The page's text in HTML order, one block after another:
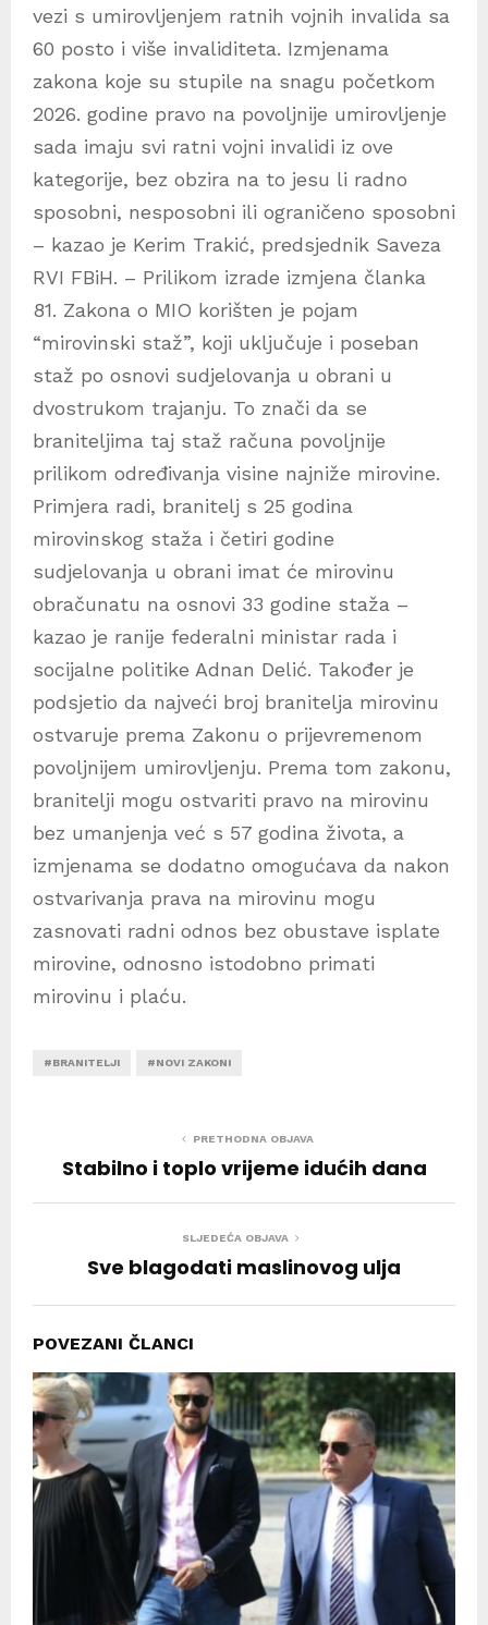
vezi s umirovljenjem ratnih vojnih invalida sa
60 posto i više invaliditeta. Izmjenama
zakona koje su stupile na snagu početkom
2026. godine pravo na povoljnije umirovljenje
sada imaju svi ratni vojni invalidi iz ove
kategorije, bez obzira na to jesu li radno
sposobni, nesposobni ili ograničeno sposobni
– kazao je Kerim Trakić, predsjednik Saveza
RVI FBiH. – Prilikom izrade izmjena članka
81. Zakona o MIO korišten je pojam
“mirovinski staž”, koji uključuje i poseban
staž po osnovi sudjelovanja u obrani u
dvostrukom trajanju. To znači da se
braniteljima taj staž računa povoljnije
prilikom određivanja visine najniže mirovine.
Primjera radi, branitelj s 25 godina
mirovinskog staža i četiri godine
sudjelovanja u obrani imat će mirovinu
obračunatu na osnovi 33 godine staža –
kazao je ranije federalni ministar rada i
socijalne politike Adnan Delić. Također je
podsjetio da najveći broj branitelja mirovinu
ostvaruje prema Zakonu o prijevremenom
povoljnijem umirovljenju. Prema tom zakonu,
branitelji mogu ostvariti pravo na mirovinu
bez umanjenja već s 57 godina života, a
izmjenama se dodatno omogućava da nakon
ostvarivanja prava na mirovinu mogu
zasnovati radni odnos bez obustave isplate
mirovine, odnosno istodobno primati
mirovinu i plaću.
#BRANITELJI #NOVI ZAKONI
PRETHODNA OBJAVA
Stabilno i toplo vrijeme idućih dana
SLJEDEĆA OBJAVA
Sve blagodati maslinovog ulja
POVEZANI ČLANCI